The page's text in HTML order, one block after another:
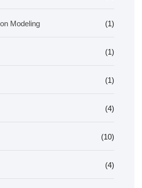
Modeling (1)
(1)
(1)
(4)
(10)
(4)